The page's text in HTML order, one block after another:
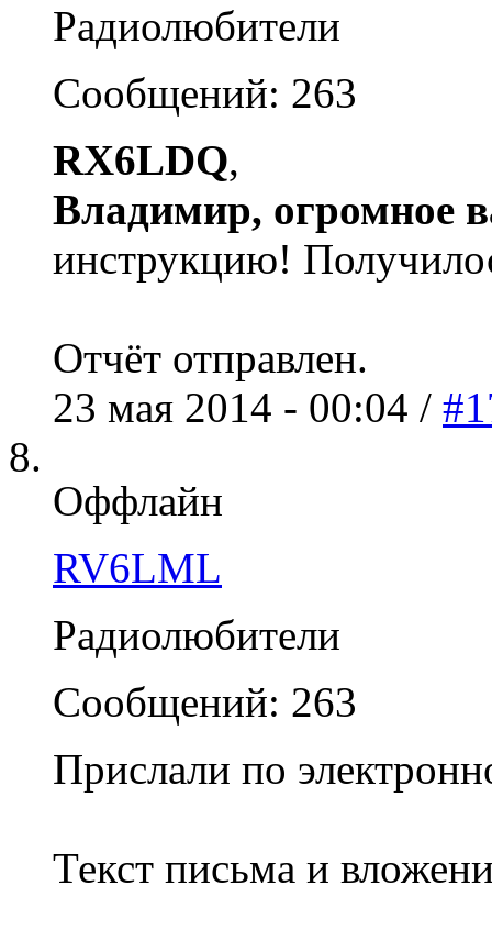
Радиолюбители
Сообщений: 263
RX6LDQ,
Владимир, огромное
инструкцию!
Отчёт отправлен.
23 мая 2014 - 00:04 /
Оффлайн
RV6LML
Радиолюбители
Сообщений: 263
Прислали по
Текст письма и